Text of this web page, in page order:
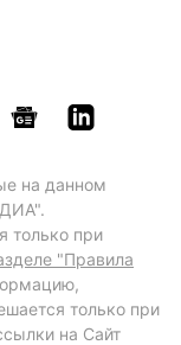
на данном
только при
"Правила
только при
на Сайт